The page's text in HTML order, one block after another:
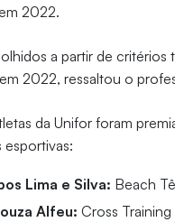
2022.
a partir de
2022, ressaltou o
da Unifor foram
esportivas:
Lima e Silva: Beach
Alfeu: Cross Training